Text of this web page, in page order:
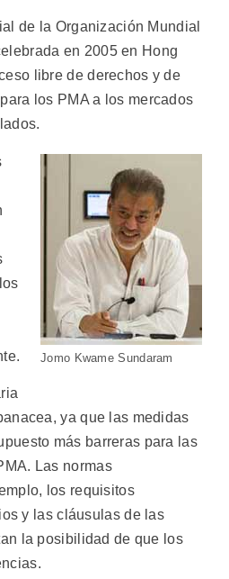
de la Organización Mundial
en 2005 en Hong
libre de derechos y de
los PMA a los mercados
Jomo Kwame Sundaram
ya que las medidas
más barreras para las
Las normas
los requisitos
y las cláusulas de las
la posibilidad de que los